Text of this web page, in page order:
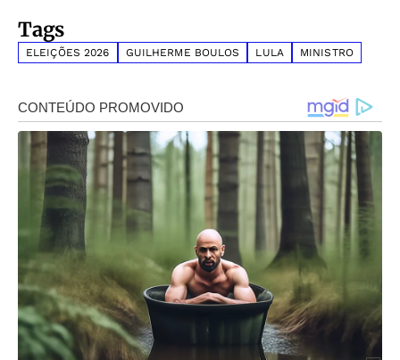
Tags
ELEIÇÕES 2026 GUILHERME BOULOS LULA MINISTRO